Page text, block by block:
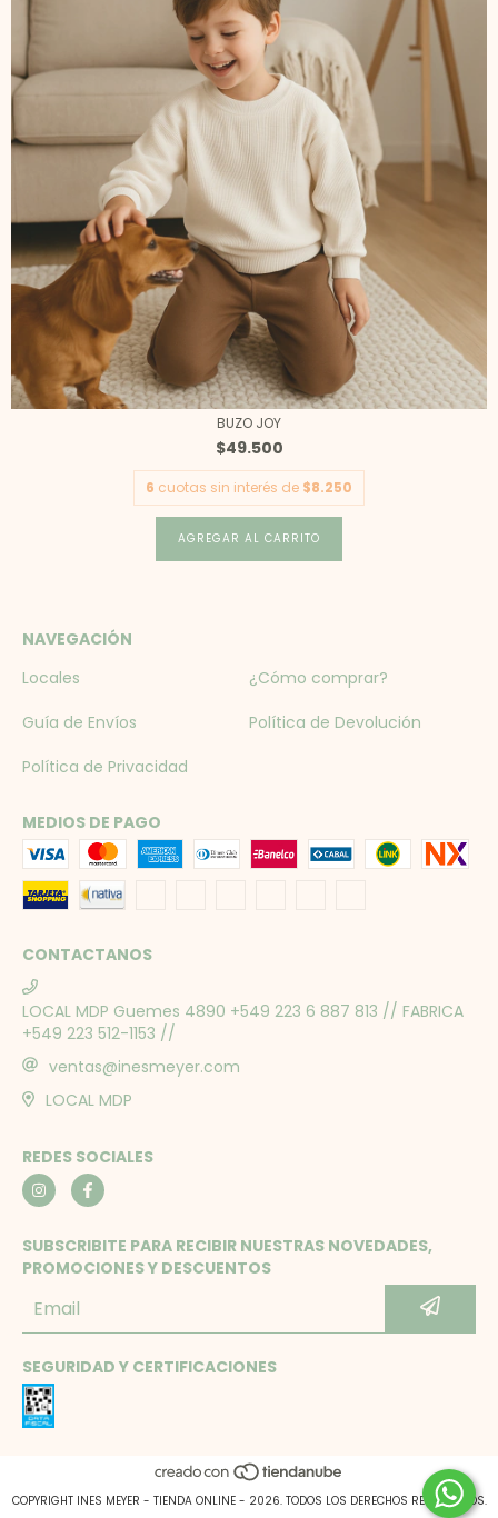
BUZO JOY
$49.500
6 cuotas sin interés de $8.250
AGREGAR AL CARRITO
NAVEGACIÓN
Locales
¿Cómo comprar?
Guía de Envíos
Política de Devolución
Política de Privacidad
MEDIOS DE PAGO
CONTACTANOS
LOCAL MDP Guemes 4890 +549 223 6 887 813 // FABRICA
+549 223 512-1153 //
ventas@inesmeyer.com
LOCAL MDP
REDES SOCIALES
SUBSCRIBITE PARA RECIBIR NUESTRAS NOVEDADES,
PROMOCIONES Y DESCUENTOS
SEGURIDAD Y CERTIFICACIONES
COPYRIGHT INES MEYER - TIENDA ONLINE - 2026. TODOS LOS DERECHOS RESERVADOS.